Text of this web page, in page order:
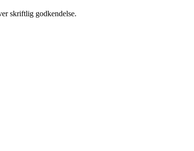
skriftlig godkendelse.